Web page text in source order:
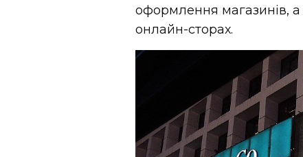
оформлення магазинів, а
онлайн-сторах.